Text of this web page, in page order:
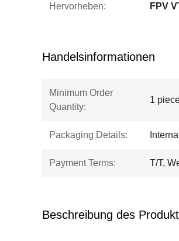
Hervorheben:
Handelsinformationen
Minimum Order
Quantity:
1
Packaging Details:
Payment Terms: T/T,
Beschreibung des